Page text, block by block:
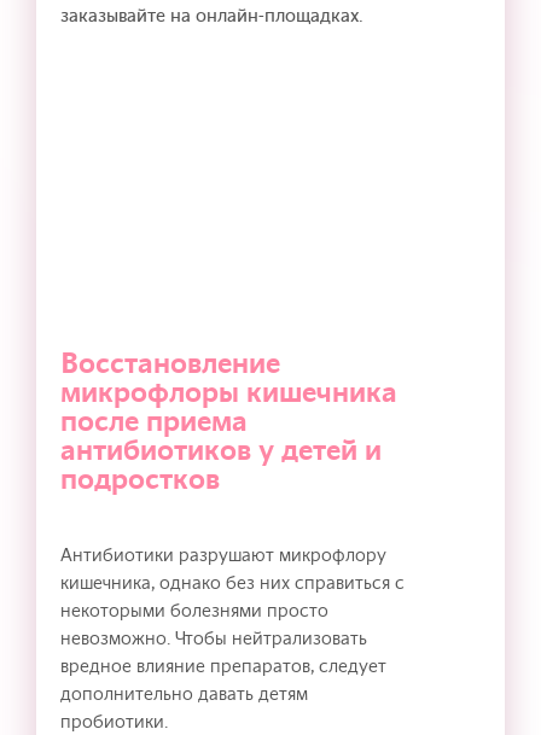
заказывайте на онлайн-площадках.
Восстановление
микрофлоры кишечника
после приема
антибиотиков у детей и
подростков
Антибиотики разрушают микрофлору
кишечника, однако без них справиться с
некоторыми болезнями просто
невозможно. Чтобы нейтрализовать
вредное влияние препаратов, следует
дополнительно давать детям
пробиотики.